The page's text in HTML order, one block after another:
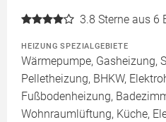
3.8 Sterne aus 6
HEIZUNG SPEZIALGEBIETE
Wärmepumpe, Gasheizung,
Pelletheizung, BHKW,
Fußbodenheizung,
Wohnraumlüftung, Küche,